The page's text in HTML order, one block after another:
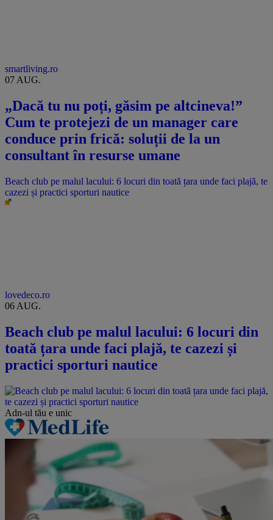
smartliving.ro
07 AUG.
„Dacă tu nu poți, găsim pe altcineva!”
Cum te protejezi de un manager care
conduce prin frică: soluții de la un
consultant în resurse umane
Beach club pe malul lacului: 6 locuri din toată țara unde faci plajă, te
cazezi și practici sporturi nautice
lovedeco.ro
06 AUG.
Beach club pe malul lacului: 6 locuri din
toată țara unde faci plajă, te cazezi și
practici sporturi nautice
Adn-ul tău e unic